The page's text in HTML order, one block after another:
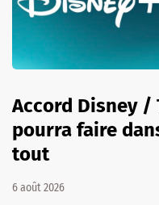
Accord Disney /
pourra faire
tout
6 août 2026